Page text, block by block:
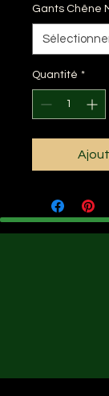
Gants Chêne
Quantité *